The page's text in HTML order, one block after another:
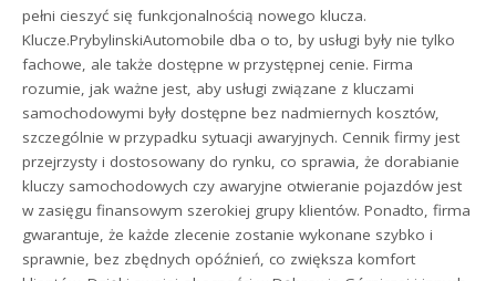
pełni cieszyć się funkcjonalnością nowego klucza.
Klucze.PrybylinskiAutomobile dba o to, by usługi były nie tylko
fachowe, ale także dostępne w przystępnej cenie. Firma
rozumie, jak ważne jest, aby usługi związane z kluczami
samochodowymi były dostępne bez nadmiernych kosztów,
szczególnie w przypadku sytuacji awaryjnych. Cennik firmy jest
przejrzysty i dostosowany do rynku, co sprawia, że dorabianie
kluczy samochodowych czy awaryjne otwieranie pojazdów jest
w zasięgu finansowym szerokiej grupy klientów. Ponadto, firma
gwarantuje, że każde zlecenie zostanie wykonane szybko i
sprawnie, bez zbędnych opóźnień, co zwiększa komfort